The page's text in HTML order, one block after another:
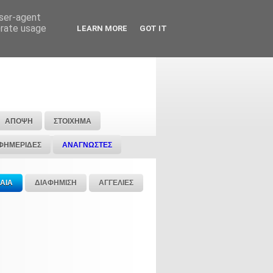
ΑΠΟΨΗ ΣΤΟΙΧΗΜΑ
ΑΝΑΓΝΩΣΤΕΣ
ΔΙΑΦΗΜΙΣΗ ΑΓΓΕΛΙΕΣ
agent
usage
LEARN MORE GOT IT